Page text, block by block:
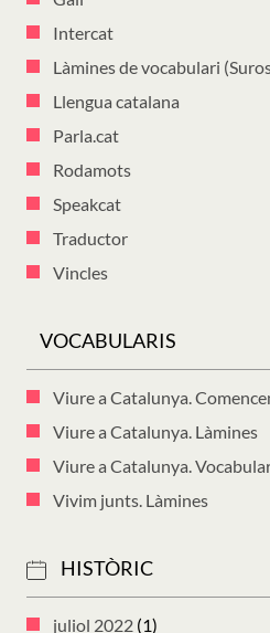
Intercat
Làmines de vocabulari
Llengua catalana
Parla.cat
Rodamots
Speakcat
Traductor
Vincles
VOCABULARIS
Viure a Catalunya.
Viure a Catalunya. Làmines
Viure a Catalunya.
Vivim junts. Làmines
HISTÒRIC
juliol 2022 (1)